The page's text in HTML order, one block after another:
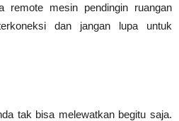
remote mesin pendingin ruangan
dan jangan lupa untuk
tak bisa melewatkan begitu saja.